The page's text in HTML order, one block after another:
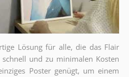
Lösung für alle, die das Flair
und zu minimalen Kosten
Poster genügt, um einem